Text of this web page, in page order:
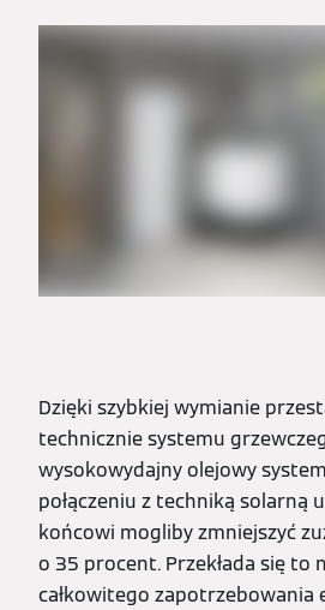
Dzięki szybkiej wymianie
technicznie systemu
wysokowydajny olejowy
połączeniu z techniką solarną
końcowi mogliby zmniejszyć
o 35 procent. Przekłada się to
całkowitego zapotrzebowania